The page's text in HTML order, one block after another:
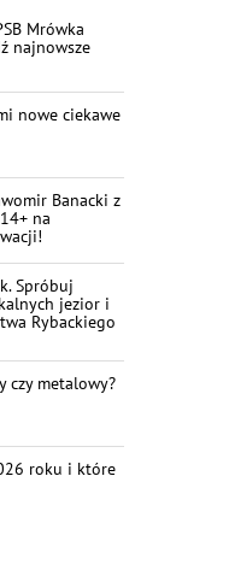
Mrówka
najnowsze
nowe ciekawe
Banacki z
na
Spróbuj
jezior i
Rybackiego
czy metalowy?
roku i które